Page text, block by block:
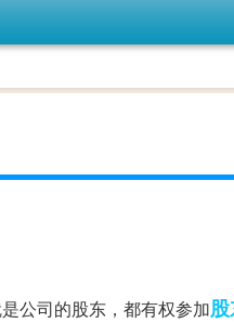
公司的股东，都有权参加